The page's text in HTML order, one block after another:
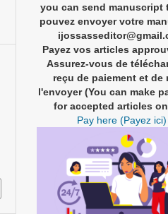
you can send manuscript
pouvez envoyer votre
Payez vos articles
Assurez-vous de
reçu de paiement et de
l'envoyer (You can make
for accepted articles
Pay here (Payez ici)